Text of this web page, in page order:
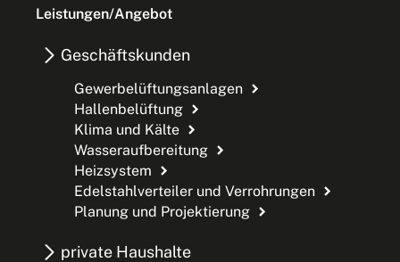
Leistungen/Angebot
Geschäftskunden
Gewerbelüftungsanlagen
Hallenbelüftung
Klima und Kälte
Wasseraufbereitung
Heizsystem
Edelstahlverteiler und Verrohrungen
Planung und Projektierung
private Haushalte